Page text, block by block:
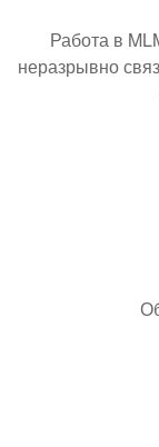
Работа в
неразрывно